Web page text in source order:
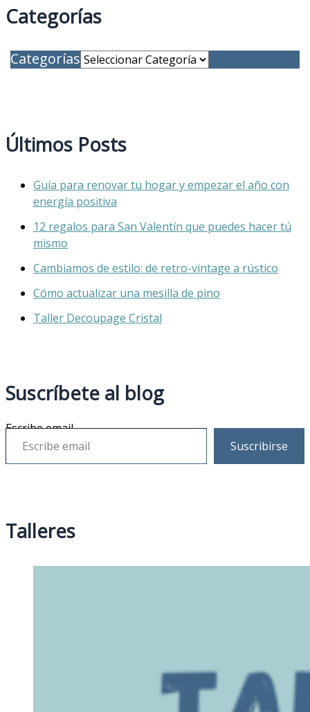
Categorías
Categorías
Últimos Posts
Guía para renovar tu hogar y empezar el año con
energía positiva
12 regalos para San Valentín que puedes hacer tú
mismo
Cambiamos de estilo: de retro-vintage a rústico
Cómo actualizar una mesilla de pino
Taller Decoupage Cristal
Suscríbete al blog
Escribe email
Suscribirse
Talleres